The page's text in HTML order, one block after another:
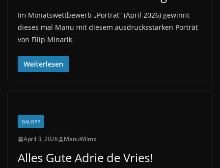
Im Monatswettbewerb „Porträt“ (April 2026) gewinnt
dieses mal Manu mit diesem ausdrucksstarken Porträt
von Filip Minarik.
Weiterlesen
GALOPP
April 3, 2026 ManuWilms
Alles Gute Adrie de Vries!